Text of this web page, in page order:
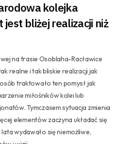
kolejka
bliżej realizacji niż
na trasie Osoblaha-Racławice
realne i tak bliskie realizacji jak
traktowało ten pomysł jak
miłośników kolei lub
Tymczasem sytuacja zmienia
elementów zaczyna układać się
wydawało się niemożliwe,